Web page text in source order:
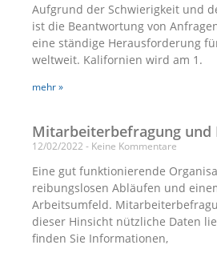
Aufgrund der Schwierigkeit und
ist die Beantwortung von
eine ständige Herausforderung
weltweit. Kalifornien wird am 1.
mehr »
Mitarbeiterbefragung und
12/02/2022 Keine Kommentare
Eine gut funktionierende
reibungslosen Abläufen und
Arbeitsumfeld.
dieser Hinsicht nützliche Daten
finden Sie Informationen,